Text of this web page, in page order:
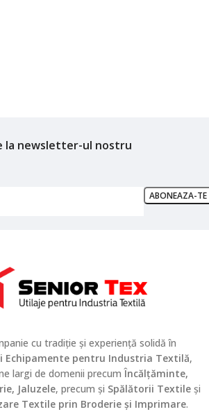
la newsletter-ul nostru
cu tradiție și experiență solidă în
Echipamente pentru Industria Textilă,
largi de domenii precum Încălțăminte,
Jaluzele, precum și Spălătorii Textile și
Textile prin Broderie și Imprimare.